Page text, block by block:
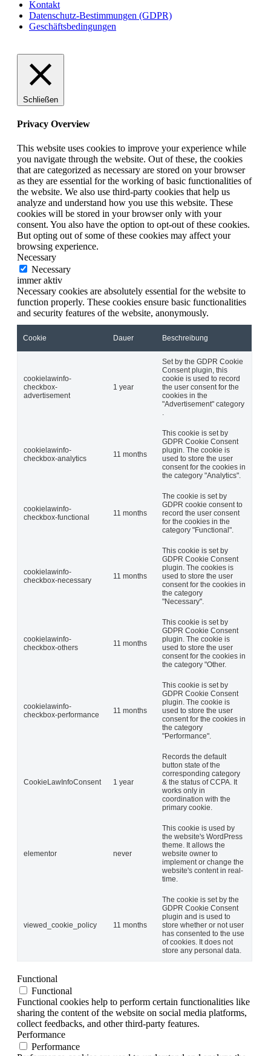
Kontakt
Datenschutz-Bestimmungen (GDPR)
Geschäftsbedingungen
Schließen
Privacy Overview
This website uses cookies to improve your experience while
you navigate through the website. Out of these, the cookies
that are categorized as necessary are stored on your browser
as they are essential for the working of basic functionalities of
the website. We also use third-party cookies that help us
analyze and understand how you use this website. These
cookies will be stored in your browser only with your
consent. You also have the option to opt-out of these cookies.
But opting out of some of these cookies may affect your
browsing experience.
Necessary
Necessary
immer aktiv
Necessary cookies are absolutely essential for the website to
function properly. These cookies ensure basic functionalities
and security features of the website, anonymously.
Cookie Dauer Beschreibung
cookielawinfo-
checkbox-
advertisement
1 year
Set by the GDPR Cookie
Consent plugin, this
cookie is used to record
the user consent for the
cookies in the
"Advertisement" category
cookielawinfo-
checkbox-analytics
11 months
This cookie is set by
GDPR Cookie Consent
plugin. The cookie is
used to store the user
consent for the cookies in
the category "Analytics".
cookielawinfo-
checkbox-functional
11 months
The cookie is set by
GDPR cookie consent to
record the user consent
for the cookies in the
category "Functional".
cookielawinfo-
checkbox-necessary
11 months
This cookie is set by
GDPR Cookie Consent
plugin. The cookies is
used to store the user
consent for the cookies in
the category
"Necessary".
cookielawinfo-
checkbox-others
11 months
This cookie is set by
GDPR Cookie Consent
plugin. The cookie is
used to store the user
consent for the cookies in
the category "Other.
cookielawinfo-
checkbox-performance
11 months
This cookie is set by
GDPR Cookie Consent
plugin. The cookie is
used to store the user
consent for the cookies in
the category
"Performance".
CookieLawInfoConsent 1 year
Records the default
button state of the
corresponding category
& the status of CCPA. It
works only in
coordination with the
primary cookie.
elementor never
This cookie is used by
the website's WordPress
theme. It allows the
website owner to
implement or change the
website's content in real-
time.
viewed_cookie_policy 11 months
The cookie is set by the
GDPR Cookie Consent
plugin and is used to
store whether or not user
has consented to the use
of cookies. It does not
store any personal data.
Functional
Functional
Functional cookies help to perform certain functionalities like
sharing the content of the website on social media platforms,
collect feedbacks, and other third-party features.
Performance
Performance